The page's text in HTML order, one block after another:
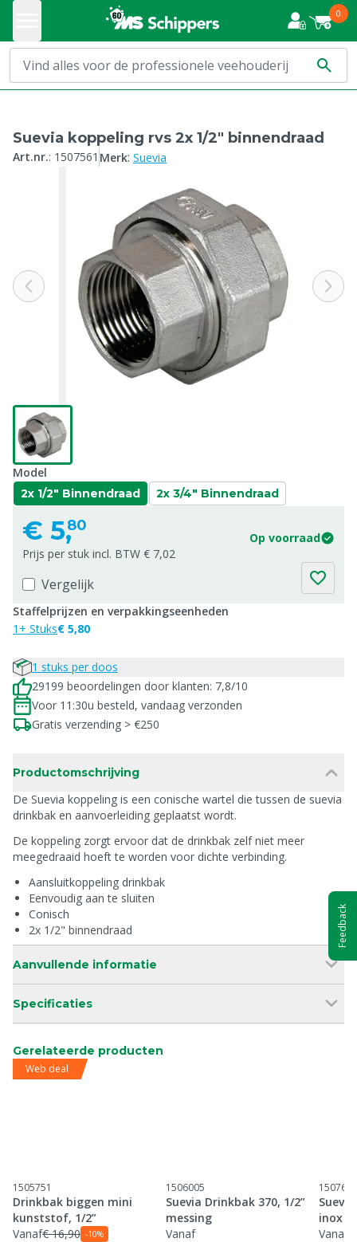
0
Suevia koppeling rvs 2x 1/2" binnendraad
Art.nr.: 1507561 Merk: Suevia
Model
2x 1/2" Binnendraad 2x 3/4" Binnendraad
€ 5,80
Op voorraad
Prijs per stuk incl. BTW € 7,02
Vergelijk
Staffelprijzen en verpakkingseenheden
1+ Stuks€ 5,80
1 stuks per doos
29199 beoordelingen door klanten: 7,8/10
Voor 11:30u besteld, vandaag verzonden
Gratis verzending > €250
Productomschrijving
De Suevia koppeling is een conische wartel die tussen de suevia
drinkbak en aanvoerleiding geplaatst wordt.
De koppeling zorgt ervoor dat de drinkbak zelf niet meer
meegedraaid hoeft te worden voor dichte verbinding.
Aansluitkoppeling drinkbak
Eenvoudig aan te sluiten
Conisch
2x 1/2" binnendraad
Aanvullende informatie
Specificaties
Gerelateerde producten
Web deal
1505751
Drinkbak biggen mini
kunststof, 1/2”
Vanaf€ 16,90 -10%
1506005
Suevia Drinkbak 370, 1/2”
messing
Vanaf
1507628
inox
Vanaf
Feedback